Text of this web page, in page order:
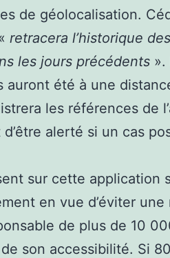
de géolocalisation.
retracera l’historique
les jours précédents ».
auront été à une
les références de
alerté si un cas
sur cette application
en vue d’éviter une
de plus de 10
son accessibilité. Si